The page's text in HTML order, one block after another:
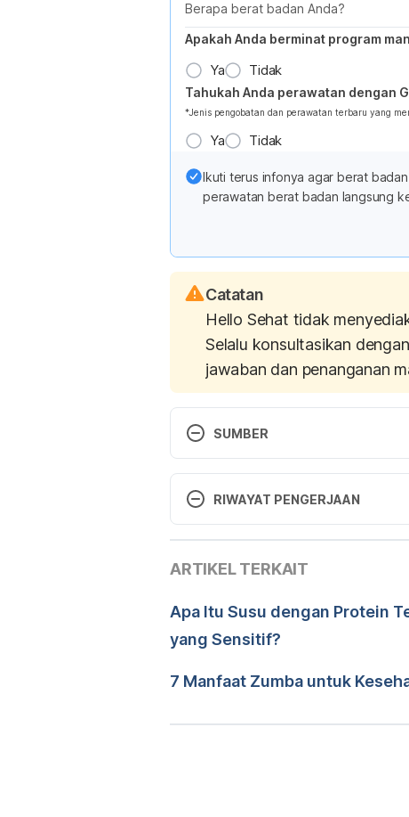
Berapa berat badan Anda?
Apakah Anda berminat program
Ya Tidak
Tahukah Anda perawatan dengan
*Jenis pengobatan dan perawatan terbaru yang
Ya Tidak
Ikuti terus infonya agar berat
perawatan berat badan langsung
Catatan
Hello Sehat tidak
Selalu konsultasikan
jawaban dan penanganan
SUMBER
http://
4378.html Diakses pada 14 Juli
http://www.webmd.com/food-
RIWAYAT PENGERJAAN
18/12/2020
Ditinjau secara medis oleh
Diperbarui oleh:
ARTIKEL TERKAIT
Apa Itu Susu dengan Protein
yang Sensitif?
7 Manfaat Zumba untuk